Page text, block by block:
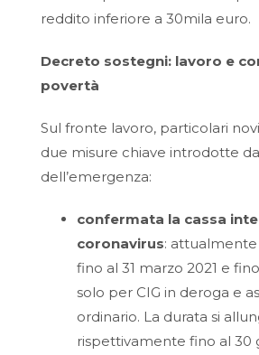
reddito inferiore a 30mila euro.
Decreto sostegni: lavoro e
povertà
Sul fronte lavoro, particolari
due misure chiave introdotte
dell’emergenza:
confermata la cassa
coronavirus: attualmente
fino al 31 marzo 2021 e
solo per CIG in deroga e
ordinario. La durata si
rispettivamente fino al 30